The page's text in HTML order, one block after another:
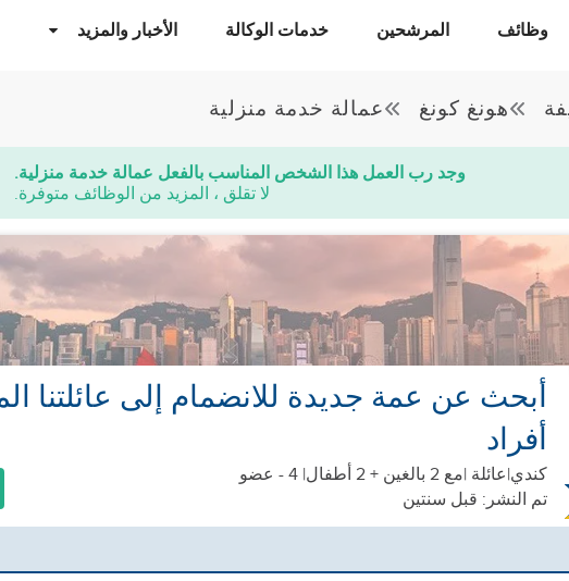
وظائف المرشحين خدمات الوكالة الأخبار والمزيد
هونغ كونغ عمالة خدمة منزلية
وجد رب العمل هذا الشخص المناسب بالفعل عمالة خدمة منزلية.
لا تقلق ، المزيد من الوظائف متوفرة.
أفراد
كندي|عائلة |مع 2 بالغين + 2 أطفال
| 4 - عضو
تم النشر: قبل سنتين